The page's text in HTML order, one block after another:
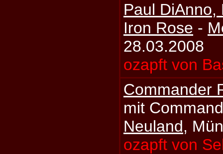
Paul DiAnno,
Iron Rose -
28.03.2008
ozapft von
Commander
mit
Neuland,
ozapft von